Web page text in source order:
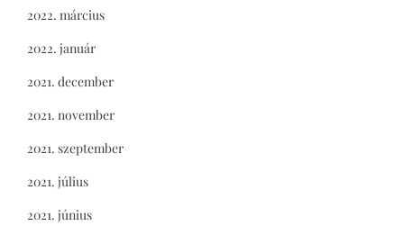
2022. március
2022. január
2021. december
2021. november
2021. szeptember
2021. július
2021. június